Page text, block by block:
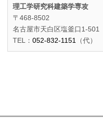
理工学研究科建築学専攻
〒468-8502
名古屋市天白区塩釜口1-501
TEL： 052-832-1151 （代）